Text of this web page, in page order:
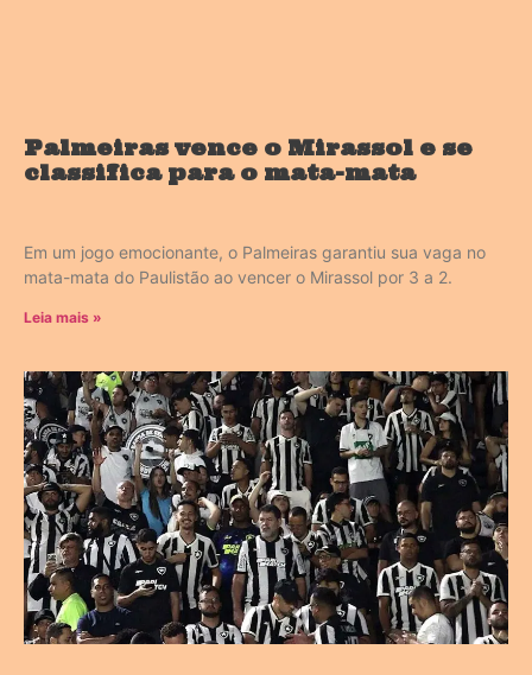
Palmeiras vence o Mirassol e se
classifica para o mata-mata
Em um jogo emocionante, o Palmeiras garantiu sua vaga no
mata-mata do Paulistão ao vencer o Mirassol por 3 a 2.
Leia mais »